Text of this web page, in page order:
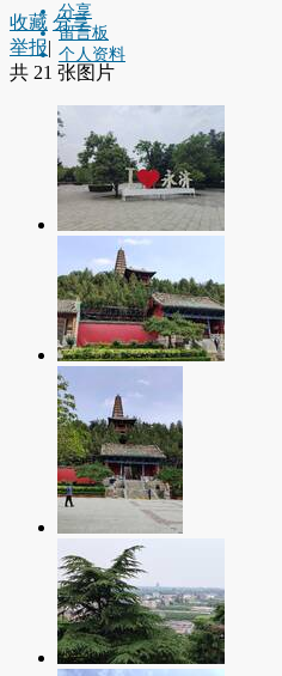
分享
留言板
个人资料
收藏 分享
举报|
共 21 张图片